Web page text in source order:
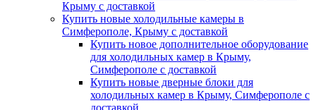
Крыму с доставкой
Купить новые холодильные камеры в
Симферополе, Крыму с доставкой
Купить новое дополнительное оборудование
для холодильных камер в Крыму,
Симферополе с доставкой
Купить новые дверные блоки для
холодильных камер в Крыму, Симферополе с
доставкой